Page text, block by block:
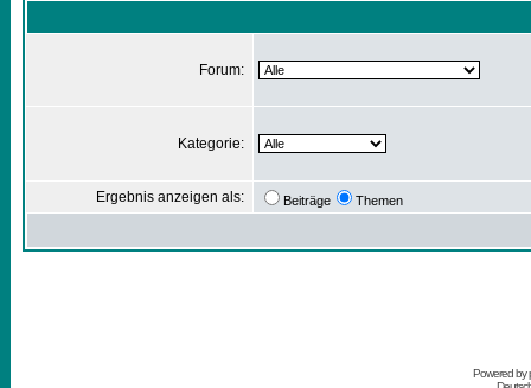
Forum:
Kategorie:
Ergebnis anzeigen als: Beiträge Themen
Powered by